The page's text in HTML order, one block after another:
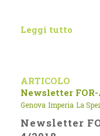
Leggi tutto
ARTICOLO
Newsletter
Genova Imperia La
Newsletter